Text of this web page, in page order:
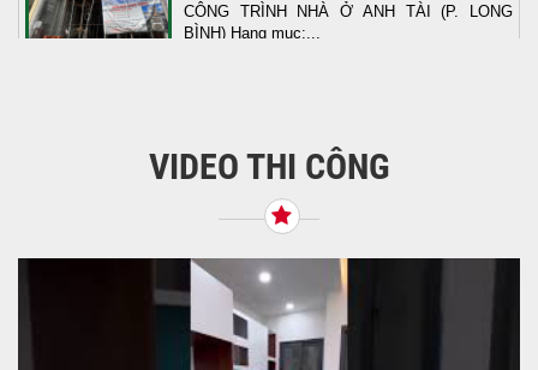
CÔNG TRÌNH NHÀ Ở ANH TÀI (P. LONG
BÌNH) Hạng mục:...
Tiếp nối sự tin tưởng từ quý khách hàng, vừa
qua Công Ty TNHH Thiết Kế Xây Dựng Sao
NHẬN CHÌA KHÓA – TRAO TỔ ẤM MỚI
TẠI PHƯỜNG AN LẠC
Địa điểm: Đường Lâm Hoành, phường An
LạcGia chủ: Anh Kỳ Xây Dựng Sao Việt chính
VIDEO THI CÔNG